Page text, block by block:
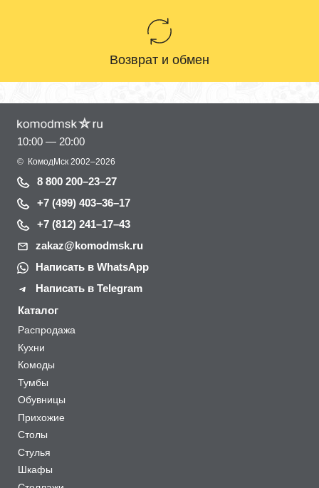
Возврат и обмен
10:00 — 20:00
© КомодМск 2002–2026
8 800 200–23–27
+7 (499) 403–36–17
+7 (812) 241–17–43
zakaz@komodmsk.ru
Написать в WhatsApp
Написать в Telegram
Каталог
Распродажа
Кухни
Комоды
Тумбы
Обувницы
Прихожие
Столы
Стулья
Шкафы